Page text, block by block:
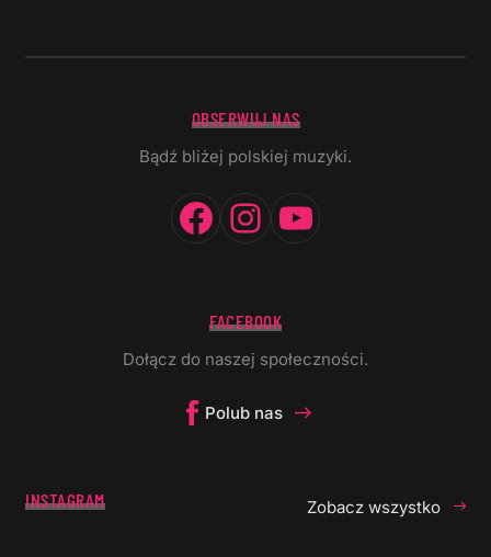
OBSERWUJ NAS
Bądź bliżej polskiej muzyki.
Facebook
Instagram
FACEBOOK
Dołącz do naszej społeczności.
Polub nas
INSTAGRAM Zobacz wszystko